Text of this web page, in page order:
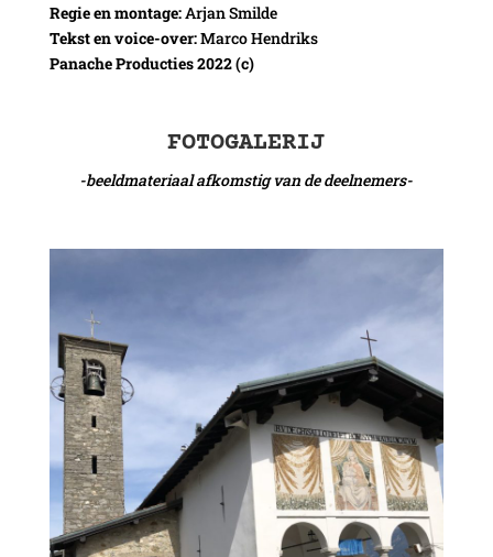
Regie en montage:Arjan Smilde
Tekst en voice-over:Marco Hendriks
Panache Producties 2022 (c)
FOTOGALERIJ
-beeldmateriaal afkomstig van de deelnemers-